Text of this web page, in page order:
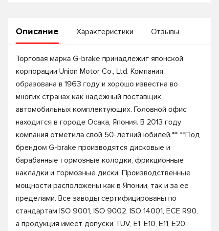
Описание Характеристики Отзывы
Торговая марка G-brake принадлежит японской
корпорации Union Motor Co., Ltd. Компания
образована в 1963 году и хорошо известна во
многих странах как надежный поставщик
автомобильных комплектующих. Головной офис
находится в городе Осака, Япония. В 2013 году
компания отметила свой 50-летний юбилей.** **Под
брендом G-brake производятся дисковые и
барабанные тормозные колодки, фрикционные
накладки и тормозные диски. Производственные
мощности расположены как в Японии, так и за ее
пределами. Все заводы сертифицированы по
стандартам ISO 9001, ISO 9002, ISO 14001, ECE R90,
а продукция имеет допуски TUV, E1, E10, E11, E20.